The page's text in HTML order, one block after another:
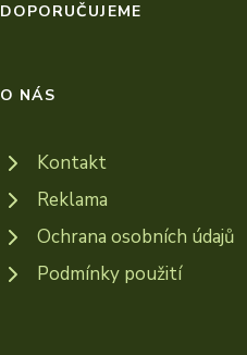
DOPORUČUJEME
O NÁS
Kontakt
Reklama
Ochrana osobních údajů
Podmínky použití